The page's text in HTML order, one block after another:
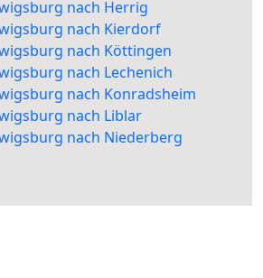
nach Herrig
nach Kierdorf
nach Köttingen
nach Lechenich
nach Konradsheim
nach Liblar
nach Niederberg